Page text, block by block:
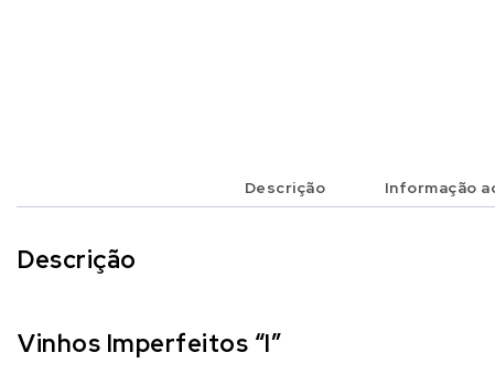
Descrição Informação
Descrição
Vinhos Imperfeitos “I”